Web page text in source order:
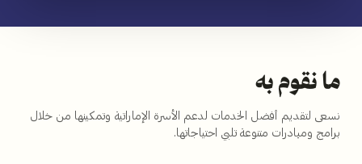
ما نقوم به
نسعى لتقديم أفضل الخدمات لدعم الأسرة الإماراتية وتمكينها من خلال
برامج ومبادرات متنوعة تلبي احتياجاتها.